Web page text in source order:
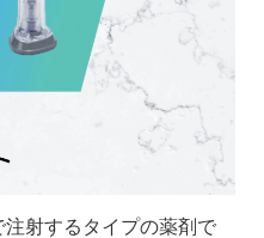
射するタイプの薬剤で